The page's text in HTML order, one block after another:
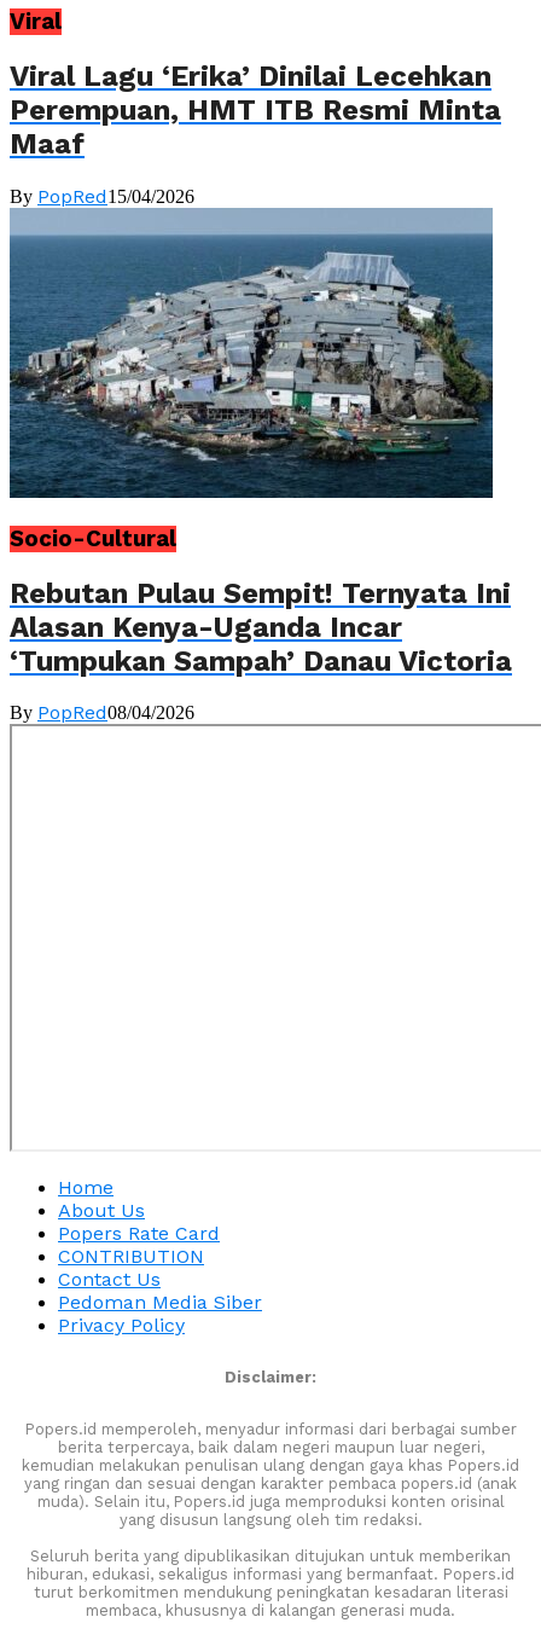
Viral
Viral Lagu ‘Erika’ Dinilai Lecehkan
Perempuan, HMT ITB Resmi Minta
Maaf
By PopRed15/04/2026
Socio-Cultural
Rebutan Pulau Sempit! Ternyata Ini
Alasan Kenya-Uganda Incar
‘Tumpukan Sampah’ Danau Victoria
By PopRed08/04/2026
Home
About Us
Popers Rate Card
CONTRIBUTION
Contact Us
Pedoman Media Siber
Privacy Policy
Disclaimer:
Popers.id memperoleh, menyadur informasi dari berbagai sumber
berita terpercaya, baik dalam negeri maupun luar negeri,
kemudian melakukan penulisan ulang dengan gaya khas Popers.id
yang ringan dan sesuai dengan karakter pembaca popers.id (anak
muda). Selain itu, Popers.id juga memproduksi konten orisinal
yang disusun langsung oleh tim redaksi.
Seluruh berita yang dipublikasikan ditujukan untuk memberikan
hiburan, edukasi, sekaligus informasi yang bermanfaat. Popers.id
turut berkomitmen mendukung peningkatan kesadaran literasi
membaca, khususnya di kalangan generasi muda.